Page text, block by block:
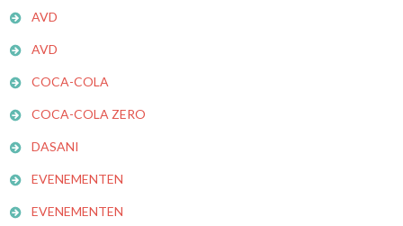
AVD
AVD
COCA-COLA
COCA-COLA ZERO
DASANI
EVENEMENTEN
EVENEMENTEN